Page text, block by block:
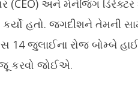
તબીબી
ગુજરાતને સેમિકન્ડક્ટર
હબ બનાવવાની દિશામાં
(CEO) અને મેનેજિંગ ડિરેક્ટર
હતો. જગદીશને તેમની
14 જુલાઈના રોજ બોમ્બે
કરવો જોઈએ.